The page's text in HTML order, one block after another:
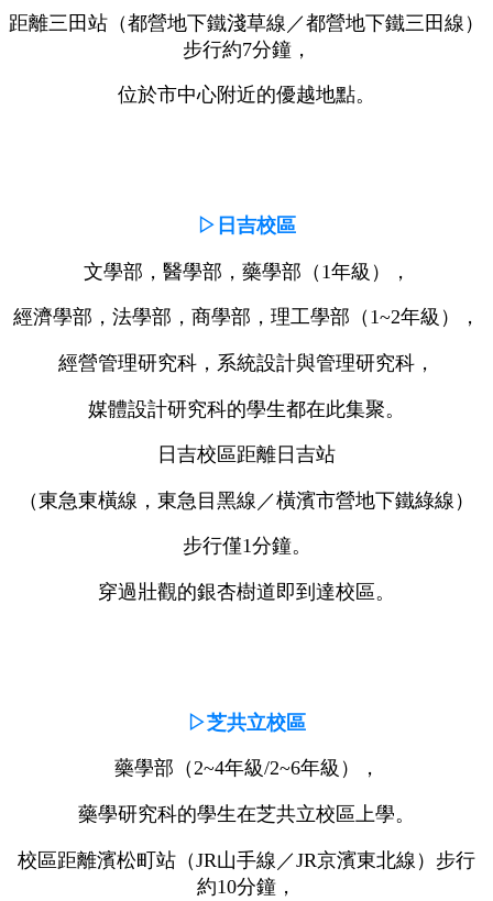
距離三田站（都營地下鐵淺草線／都營地下鐵三田線）
步行約7分鐘，
位於市中心附近的優越地點。
▷日吉校區
文學部，醫學部，藥學部（1年級），
經濟學部，法學部，商學部，理工學部（1~2年級），
經營管理研究科，系統設計與管理研究科，
媒體設計研究科的學生都在此集聚。
日吉校區距離日吉站
（東急東橫線，東急目黑線／橫濱市營地下鐵綠線）
步行僅1分鐘。
穿過壯觀的銀杏樹道即到達校區。
▷芝共立校區
藥學部（2~4年級/2~6年級） ，
藥學研究科的學生在芝共立校區上學。
校區距離濱松町站（JR山手線／JR京濱東北線）步行
約10分鐘，